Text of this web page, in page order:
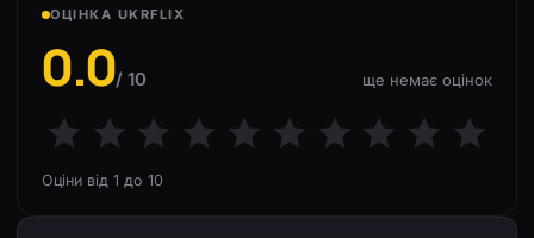
ОЦІНКА UKRFLIX
0.0/ 10 ще немає оцінок
Оціни від 1 до 10